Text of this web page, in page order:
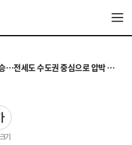
세도 수도권 중심으로 압박 커져
축까지… 노란봉투법 불확실성 해법은
인'에서 '교양과 상식'으로
기